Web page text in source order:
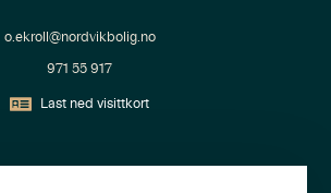
o.ekroll@nordvikbolig.no
971 55 917
Last ned visittkort